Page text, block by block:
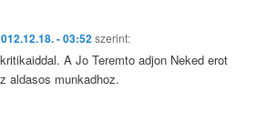
- 03:52szerint:
A Jo Teremto adjon Neked erot
aldasos munkadhoz.